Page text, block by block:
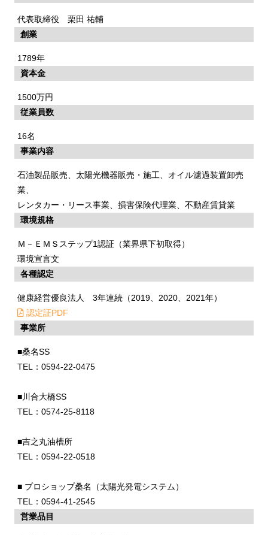
代表取締役 栗田 祐輔
創業
1789年
資本金
1500万円
従業員数
16名
事業内容
石油製品販売、太陽光機器販売・施工、オイル濾過装置卸売
業、
レンタカー・リース事業、損害保険代理業、不動産賃貸業
環境規格
Ｍ－ＥＭＳステップ1認証（業界県下初取得）
環境宣言文
各種認定
健康経営優良法人 3年連続（2019、2020、2021年）
認定証PDF
事業所
■桑名SS
TEL：0594-22-0475
■川合大橋SS
TEL：0574-25-8118
■吉之丸油槽所
TEL：0594-22-0518
■ プロショップ桑名（太陽光発電システム）
TEL：0594-41-2545
営業品目